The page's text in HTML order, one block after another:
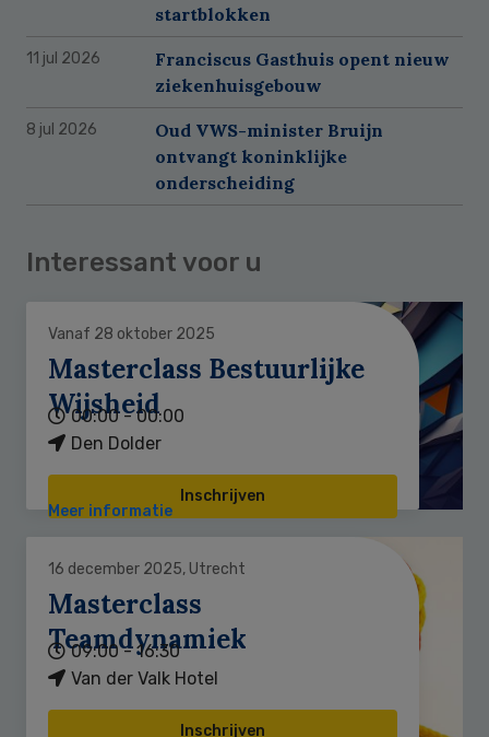
startblokken
11 jul 2026
Franciscus Gasthuis opent nieuw
ziekenhuisgebouw
8 jul 2026
Oud VWS-minister Bruijn
ontvangt koninklijke
onderscheiding
Interessant voor u
Vanaf 28 oktober 2025
Masterclass Bestuurlijke
Wijsheid
00:00 - 00:00
Den Dolder
Inschrijven
Meer informatie
16 december 2025, Utrecht
Masterclass
Teamdynamiek
09:00 - 16:30
Van der Valk Hotel
Inschrijven